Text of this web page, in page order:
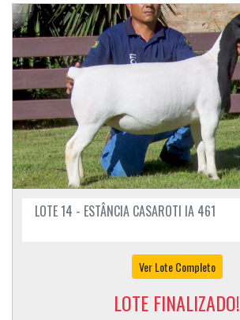
LOTE 14 - ESTÂNCIA CASAROTI IA 461
Ver Lote Completo
LOTE FINALIZADO!